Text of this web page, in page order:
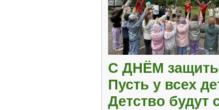
С ДНЁМ защиты
Пусть у всех
Детство будут